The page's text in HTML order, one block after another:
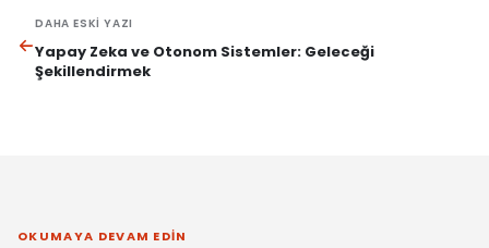
DAHA ESKI YAZI
Yapay Zeka ve Otonom Sistemler: Geleceği
Şekillendirmek
OKUMAYA DEVAM EDIN